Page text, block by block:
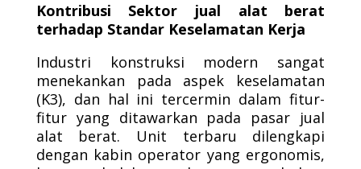
Kontribusi Sektor jual alat berat
terhadap Standar Keselamatan Kerja
Industri konstruksi modern sangat
menekankan pada aspek keselamatan
(K3), dan hal ini tercermin dalam fitur-
fitur yang ditawarkan pada pasar jual
alat berat. Unit terbaru dilengkapi
dengan kabin operator yang ergonomis,